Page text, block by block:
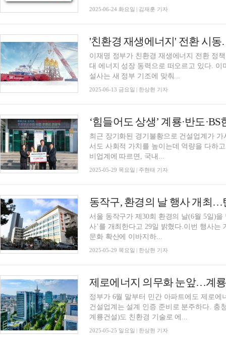
2025-06-24 화요일 | 김재훈 기자
이재명 정부가 친환경 재생에너지 전환 정
대 에너지 성장 동력으로 떠오르고 있다. 이
설사는 새 정부 기조에 맞춰...
2025-06-13 금요일 | 한상현 기자
최근 장기화된 경기불황으로 건설업계가
서도 사회적 가치를 높이는데 역량을 다하고
비업계에 따르면, 국내...
2025-05-29 목요일 | 주현태 기자
동작구, 환경의 날 행사 개최…
서울 동작구가 제30회 환경의 날(6월 5일)
사’를 개최한다고 29일 밝혔다.이번 행사
문화 확산에 이바지하...
2025-05-29 목요일 | 한상현 기자
정부가 6월 말부터 민간 아파트에도 제로
건설업계는 설계 인증 준비로 분주하다. 충
계룡건설)도 친환경 기술로 에...
2025-05-25 일요일 | 한상현 기자